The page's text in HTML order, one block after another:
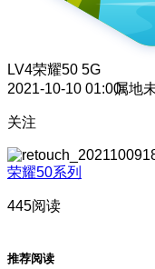
LV4荣耀50 5G
2021-10-10 01:00属地
关注
荣耀50系列
445阅读
推荐阅读